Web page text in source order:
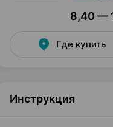
8,40 —
Где купить
Инструкция